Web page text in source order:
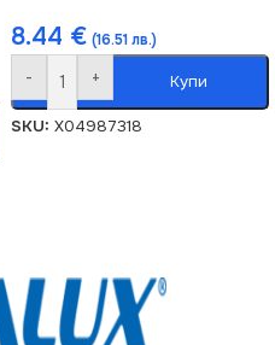
8.44 € (16.51 лв.)
- + Купи
SKU: X04987318